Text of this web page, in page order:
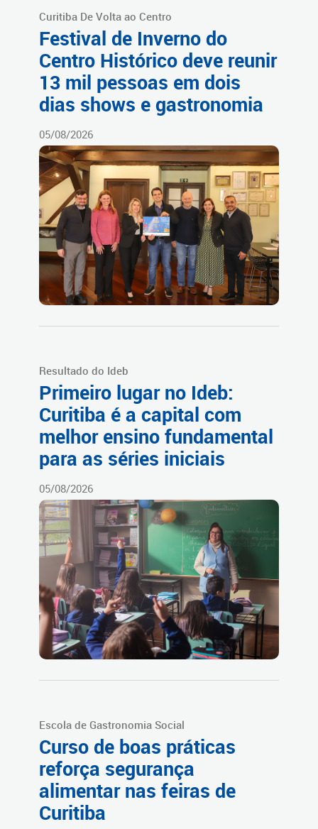
Curitiba De Volta ao Centro
Festival de Inverno do
Centro Histórico deve reunir
13 mil pessoas em dois
dias shows e gastronomia
05/08/2026
Resultado do Ideb
Primeiro lugar no Ideb:
Curitiba é a capital com
melhor ensino fundamental
para as séries iniciais
05/08/2026
Escola de Gastronomia Social
Curso de boas práticas
reforça segurança
alimentar nas feiras de
Curitiba